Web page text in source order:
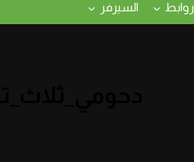
روابط السيرفر